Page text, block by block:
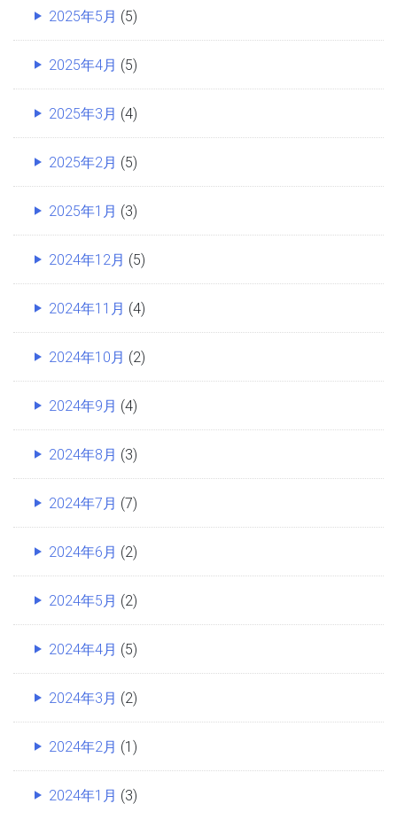
2025年5月 (5)
2025年4月 (5)
2025年3月 (4)
2025年2月 (5)
2025年1月 (3)
2024年12月 (5)
2024年11月 (4)
2024年10月 (2)
2024年9月 (4)
2024年8月 (3)
2024年7月 (7)
2024年6月 (2)
2024年5月 (2)
2024年4月 (5)
2024年3月 (2)
2024年2月 (1)
2024年1月 (3)